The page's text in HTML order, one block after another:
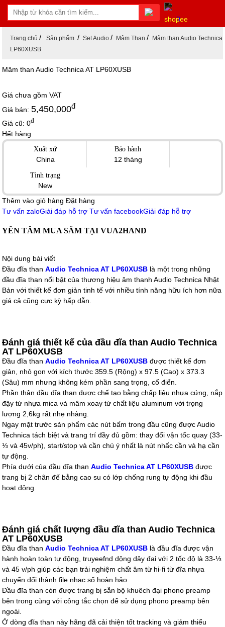
0
Trang chủ Sản phẩm Set Audio Mâm Than
Mâm than Audio Technica
LP60XUSB
Mâm than Audio Technica AT LP60XUSB
Giá chưa gồmVAT
Giá bán:5,450,000đ
Giá cũ:0đ
Hết hàng
Xuất xứ
China
Bảo hành
12 tháng
Tình trạng
New
Thêm vào giỏ hàng Đặt hàng
Tư vấn zaloGiải đáp hỗ trợ Tư vấn facebookGiải đáp hỗ trợ
YÊN TÂM MUA SẮM TẠI VUA2HAND
Nội dung bài viết
Đầu đĩa thanAudio Technica AT LP60XUSB là một trong những
đầu đĩa than nổi bật của thương hiệu âm thanh Audio Technica Nhật
Bản với thiết kế đơn giản tinh tế với nhiều tính năng hữu ích hơn nữa
giá cả cũng cực kỳ hấp dẫn.
Đánh giá thiết kế của đầu đĩa than Audio Technica
AT LP60XUSB
Đầu đĩa thanAudio Technica AT LP60XUSB được thiết kế đơn
giản, nhỏ gon với kích thước 359.5 (Rộng) x 97.5 (Cao) x 373.3
(Sâu) mm nhưng không kém phần sang trọng, cổ điển.
Phần thân đầu đĩa than được chế tạo bằng chấp liệu nhựa cứng, nắp
đậy từ nhựa mica và mâm xoay từ chất liệu aluminum với trọng
lượng 2,6kg rất nhẹ nhàng.
Ngay mặt trước sản phẩm các nút bấm trong đầu cũng được Audio
Technica tách biệt và trang trí đầy đủ gồm: thay đổi vận tốc quay (33-
⅓ và 45v/ph), start/stop và cần chú ý nhất là nút nhấc cần và hạ cần
tự động.
Phía dưới của đầu đĩa thanAudio Technica AT LP60XUSB được
trang bị 2 chân đế bằng cao su có lớp chống rung tự động khi đầu
hoạt động.
Đánh giá chất lượng đầu đĩa than Audio Technica
AT LP60XUSB
Đầu đĩa thanAudio Technica AT LP60XUSB là đầu đĩa được vận
hành hoàn toàn tự động, truyeefnd dộng dây đai với 2 tốc độ là 33-⅓
và 45 v/ph giúp các bạn trải nghiệm chất âm từ hi-fi từ đĩa nhựa
chuyển đổi thành file nhạc số hoàn hảo.
Đầu đĩa than còn được trang bị sẵn bộ khuêch đại phono preamp
bên trong cùng với công tắc chọn để sử dụng phono preamp bên
ngoài.
Ở dòng đĩa than này hãng đã cải thiện tốt tracking và giảm thiểu